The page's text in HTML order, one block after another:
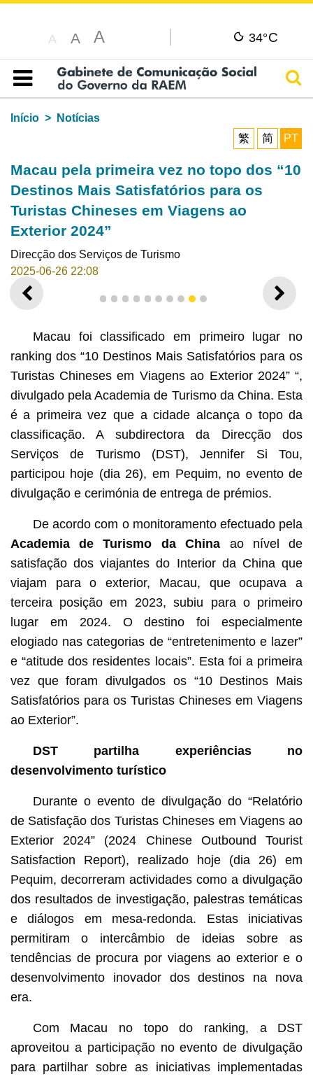
A A A 34°C
Índice
Início
Notícias
繁
简 PT
Macau pela primeira vez no topo dos “10
Destinos Mais Satisfatórios para os
Turistas Chineses em Viagens ao
Exterior 2024”
Direcção dos Serviços de Turismo
2025-06-26 22:08
ANTERIOR
Macau lidera ranking dos “10 Destinos Mais Satisfatórios
para os Turistas Chineses em Viagens ao Exterior 2024”
(imagem de arquivo)
Macau lidera ranking dos “10 Destinos Mais Satisfatórios
(imagem de arquivo)
1 2 3 4 5 6 7 8 9 10
Macau foi classificado em primeiro lugar no
ranking dos “10 Destinos Mais Satisfatórios para os
Turistas Chineses em Viagens ao Exterior 2024” “,
divulgado pela Academia de Turismo da China. Esta
é a primeira vez que a cidade alcança o topo da
classificação. A subdirectora da Direcção dos
Serviços de Turismo (DST), Jennifer Si Tou,
participou hoje (dia 26), em Pequim, no evento de
divulgação e cerimónia de entrega de prémios.
De acordo com o monitoramento efectuado pela
Academia de Turismo da China ao nível de
satisfação dos viajantes do Interior da China que
viajam para o exterior, Macau, que ocupava a
terceira posição em 2023, subiu para o primeiro
lugar em 2024. O destino foi especialmente
elogiado nas categorias de “entretenimento e lazer”
e “atitude dos residentes locais”. Esta foi a primeira
vez que foram divulgados os “10 Destinos Mais
Satisfatórios para os Turistas Chineses em Viagens
ao Exterior”.
DST partilha experiências no
desenvolvimento turístico
Durante o evento de divulgação do “Relatório
de Satisfação dos Turistas Chineses em Viagens ao
Exterior 2024” (2024 Chinese Outbound Tourist
Satisfaction Report), realizado hoje (dia 26) em
Pequim, decorreram actividades como a divulgação
dos resultados de investigação, palestras temáticas
e diálogos em mesa-redonda. Estas iniciativas
permitiram o intercâmbio de ideias sobre as
tendências de procura por viagens ao exterior e o
desenvolvimento inovador dos destinos na nova
era.
Com Macau no topo do ranking, a DST
aproveitou a participação no evento de divulgação
para partilhar sobre as iniciativas implementadas